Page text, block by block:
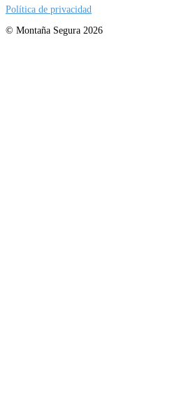
Política de privacidad
© Montaña Segura 2026